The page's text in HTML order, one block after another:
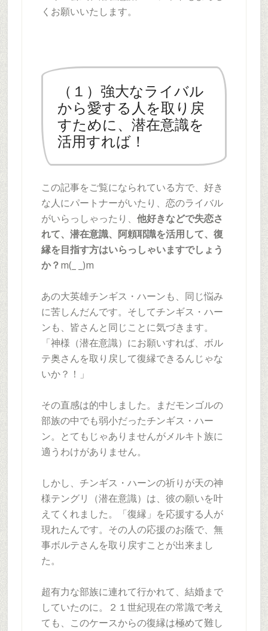
す！第二回目の配信は、本日お昼休みまでに更新予定
くお願いいたします。
（１）強大なライバル
から愛する人を取り戻
すために、潜在意識を
活用すれば！
この記事をご覧になられている方で、好き
な人にパートナーがいたり、恋のライバル
がいらっしゃったり、 他好きなどで失恋さ
れて、潜在意識、阿頼耶識を活用して、復
縁を目指す方はいらっしゃいますでしょう
か？ m(_ _)m
あの大英雄チンギス・ハーンも、同じ悩み
に苦しんだんです。そしてチンギス・ハー
ンも、皆さんと同じことに気づきます。
「神様（潜在意識）にお願いすれば、ボル
テ奥さんを取り戻して復縁できるんじゃな
いか？！」
その直感は的中しました。まだモンゴルの
部族の中でも弱小だったチンギス・ハー
ン。とてもじゃありませんがメルキト族に
適うわけがありません。
しかし、チンギス・ハーンの祈りが天の神
様テングリ（潜在意識）は、彼の願いを叶
えてくれました。「復縁」を応援する人が
現れたんです。その人の応援のお蔭で、無
事ボルテさんを取り戻すことが出来まし
た。
超有力な部族に連れて行かれて、結婚まで
していたのに。２１世紀現在の常識で考え
ても、このケースからの復縁は極めて難し